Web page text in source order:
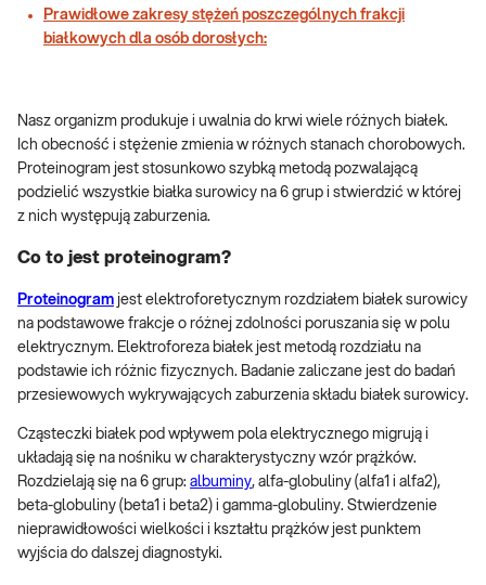
Prawidłowe zakresy stężeń poszczególnych frakcji
białkowych dla osób dorosłych:
Nasz organizm produkuje i uwalnia do krwi wiele różnych białek.
Ich obecność i stężenie zmienia w różnych stanach chorobowych.
Proteinogram jest stosunkowo szybką metodą pozwalającą
podzielić wszystkie białka surowicy na 6 grup i stwierdzić w której
z nich występują zaburzenia.
Co to jest proteinogram?
Proteinogram jest elektroforetycznym rozdziałem białek surowicy
na podstawowe frakcje o różnej zdolności poruszania się w polu
elektrycznym. Elektroforeza białek jest metodą rozdziału na
podstawie ich różnic fizycznych. Badanie zaliczane jest do badań
przesiewowych wykrywających zaburzenia składu białek surowicy.
Cząsteczki białek pod wpływem pola elektrycznego migrują i
układają się na nośniku w charakterystyczny wzór prążków.
Rozdzielają się na 6 grup: albuminy, alfa-globuliny (alfa1 i alfa2),
beta-globuliny (beta1 i beta2) i gamma-globuliny. Stwierdzenie
nieprawidłowości wielkości i kształtu prążków jest punktem
wyjścia do dalszej diagnostyki.